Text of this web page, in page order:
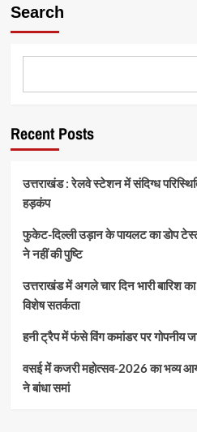
Search
Recent Posts
उत्तराखंड : रेलवे स्टेशन में संदिग्ध
हड़कंप
फुकेट-दिल्ली उड़ान के पायलट का डोप टेस्ट
ने नहीं की पुष्टि
उत्तराखंड में अगले चार दिन भारी बारिश
विशेष सतर्कता
हनी ट्रैप में फंसे विंग कमांडर पर गोपनीय
वसई में कजरी महोत्सव-2026 का भव्य
ने बांधा समां